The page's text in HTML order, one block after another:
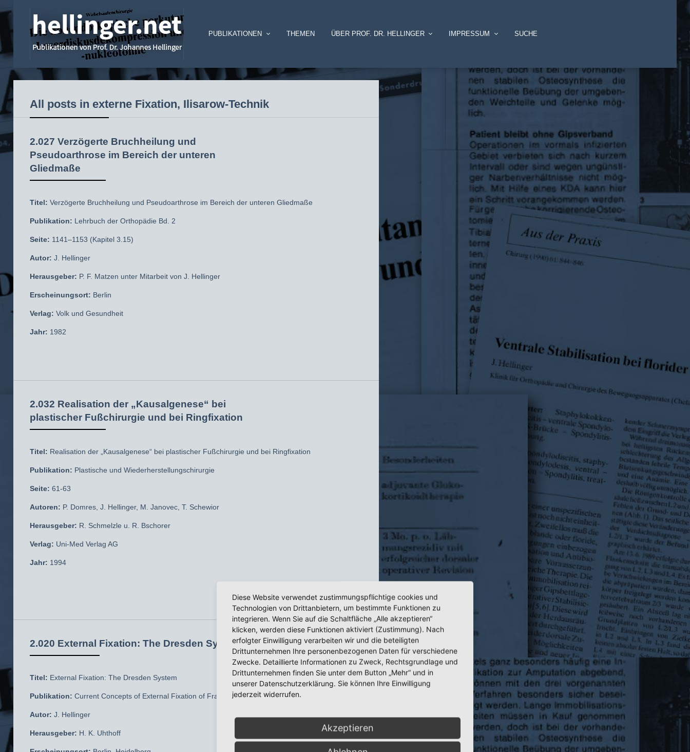
PUBLIKATIONEN THEMEN ÜBER PROF. DR. HELLINGER IMPRESSUM SUCHE
All posts in externe Fixation, Ilisarow-Technik
2.027 Verzögerte Bruchheilung und
Pseudoarthrose im Bereich der unteren
Gliedmaße
Titel: Verzögerte Bruchheilung und Pseudoarthrose im Bereich der unteren Gliedmaße
Publikation: Lehrbuch der Orthopädie Bd. 2
Seite: 1141–1153 (Kapitel 3.15)
Autor: J. Hellinger
Herausgeber: P. F. Matzen unter Mitarbeit von J. Hellinger
Erscheinungsort: Berlin
Verlag: Volk und Gesundheit
Jahr: 1982
2.032 Realisation der „Kausalgenese“ bei
plastischer Fußchirurgie und bei Ringfixation
Titel: Realisation der „Kausalgenese“ bei plastischer Fußchirurgie und bei Ringfixation
Publikation: Plastische und Wiederherstellungschirurgie
Seite: 61-63
Autoren: P. Domres, J. Hellinger, M. Janovec, T. Schewior
Herausgeber: R. Schmelzle u. R. Bschorer
Verlag: Uni-Med Verlag AG
Jahr: 1994
2.020 External Fixation: The Dresden System
Titel: External Fixation: The Dresden System
Publikation: Current Concepts of External Fixation of Fractures
Autor: J. Hellinger
Herausgeber: H. K. Uhthoff
Diese Website verwendet zustimmungspflichtige cookies und
Technologien von Drittanbietern, um bestimmte Funktionen zu
integrieren. Wenn Sie auf die Schaltfläche „Alle akzeptieren“
klicken, werden diese Funktionen aktiviert (Zustimmung). Nach
erfolgter Einwilligung verarbeiten wir und die beteiligten
Drittunternehmen Ihre personenbezogenen Daten für verschiedene
Zwecke. Detaillierte Informationen zu Zweck, Rechtsgrundlage und
Drittunternehmen finden Sie unter dem Button „Mehr“ und in
unserer Datenschutzerklärung. Sie können Ihre Einwilligung
jederzeit widerrufen.
Akzeptieren